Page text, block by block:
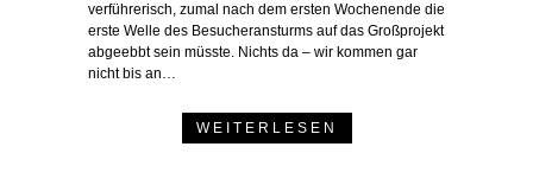
verführerisch, zumal nach dem ersten Wochenende die
erste Welle des Besucheransturms auf das Großprojekt
abgeebbt sein müsste. Nichts da – wir kommen gar
nicht bis an…
WEITERLESEN